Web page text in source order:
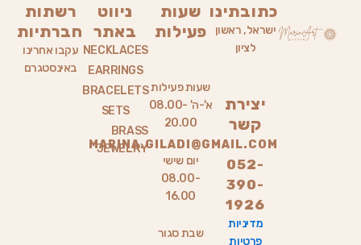
כתובתינו
ישראל, ראשון
לציון
יצירת
קשר
MARINA.GILADI@GMAIL.COM
052-
390-
1926
מדיניות
פרטיות
שעות
פעילות
שעות פעילות
א'-ה' 08.00-
20.00
יום שישי
08.00-
16.00
שבת סגור
ניווט
באתר
NECKLACES
EARRINGS
BRACELETS
SETS
BRASS
JEWELRY
רשתות
חברתיות
עקבו אחרינו
באינסטגרם